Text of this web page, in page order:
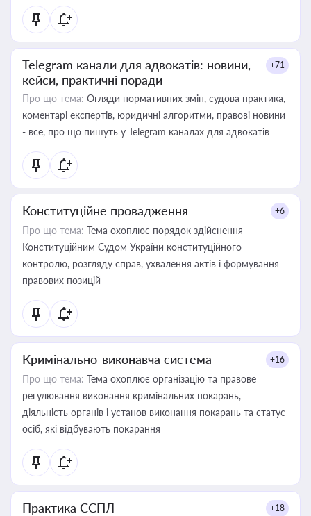
Telegram канали для адвокатів: новини,
кейси, практичні поради
+71
Про що тема: Огляди нормативних змін, судова практика,
коментарі експертів, юридичні алгоритми, правові новини
- все, про що пишуть у Telegram каналах для адвокатів
Конституційне провадження +6
Про що тема: Тема охоплює порядок здійснення
Конституційним Судом України конституційного
контролю, розгляду справ, ухвалення актів і формування
правових позицій
Кримінально-виконавча система +16
Про що тема: Тема охоплює організацію та правове
регулювання виконання кримінальних покарань,
діяльність органів і установ виконання покарань та статус
осіб, які відбувають покарання
Практика ЄСПЛ +18